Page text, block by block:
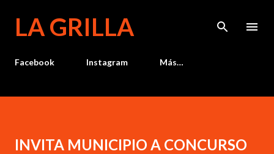
LA GRILLA
Facebook Instagram Más…
INVITA MUNICIPIO A CONCURSO